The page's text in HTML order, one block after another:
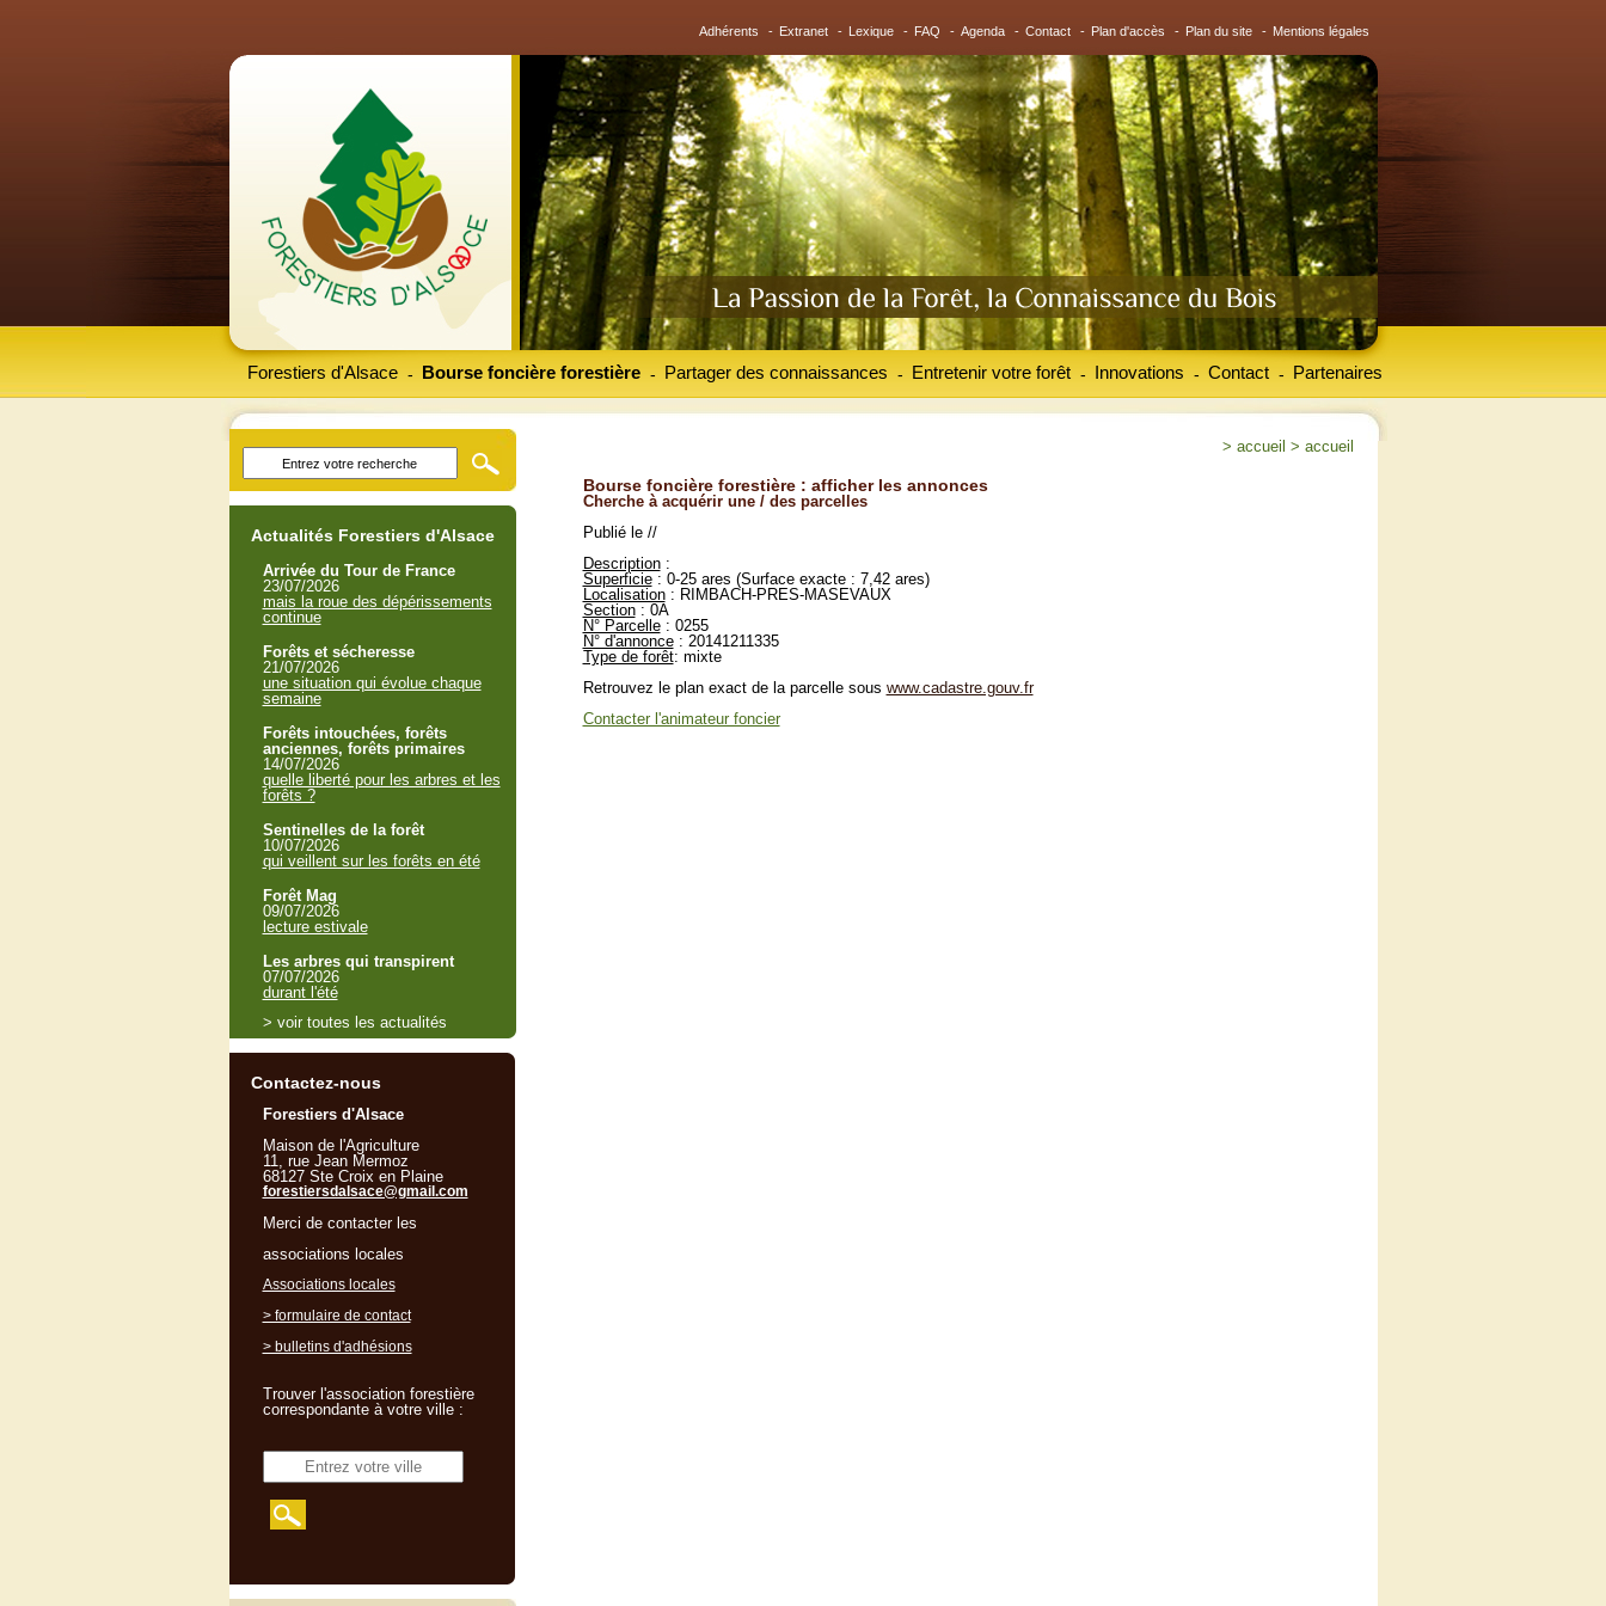
Adhérents - Extranet - Lexique - FAQ - Agenda - Contact - Plan d'accès - Plan du site - Mentions légales
Forestiers d'Alsace Bourse foncière forestière
- Partager des connaissances
- Entretenir votre forêt
- Innovations
- Contact
- Partenaires
-
> accueil > accueil
Bourse foncière forestière : afficher les annonces
Cherche à acquérir une / des parcelles
Publié le //
Description:
Superficie: 0-25 ares (Surface exacte : 7,42 ares)
Localisation: RIMBACH-PRES-MASEVAUX
Section: 0A
N° Parcelle: 0255
N° d'annonce: 20141211335
Type de forêt: mixte
Retrouvez le plan exact de la parcelle sous www.cadastre.gouv.fr
Contacter l'animateur foncier
Actualités Forestiers d'Alsace
Arrivée du Tour de France
23/07/2026
mais la roue des dépérissements
continue
Forêts et sécheresse
21/07/2026
une situation qui évolue chaque
semaine
Forêts intouchées, forêts
anciennes, forêts primaires
14/07/2026
quelle liberté pour les arbres et les
forêts ?
Sentinelles de la forêt
10/07/2026
qui veillent sur les forêts en été
Forêt Mag
09/07/2026
lecture estivale
Les arbres qui transpirent
07/07/2026
durant l'été
> voir toutes les actualités
Contactez-nous
Forestiers d'Alsace
Maison de l'Agriculture
11, rue Jean Mermoz
68127 Ste Croix en Plaine
forestiersdalsace@gmail.com
Merci de contacter les
associations locales
Associations locales
> formulaire de contact
> bulletins d'adhésions
Trouver l'association forestière
correspondante à votre ville :